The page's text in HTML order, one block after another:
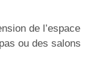
de l’espace
ou des salons